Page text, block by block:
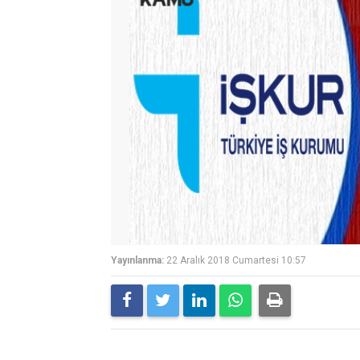
Yayınlanma: 22 Aralık 2018 Cumartesi 10:57